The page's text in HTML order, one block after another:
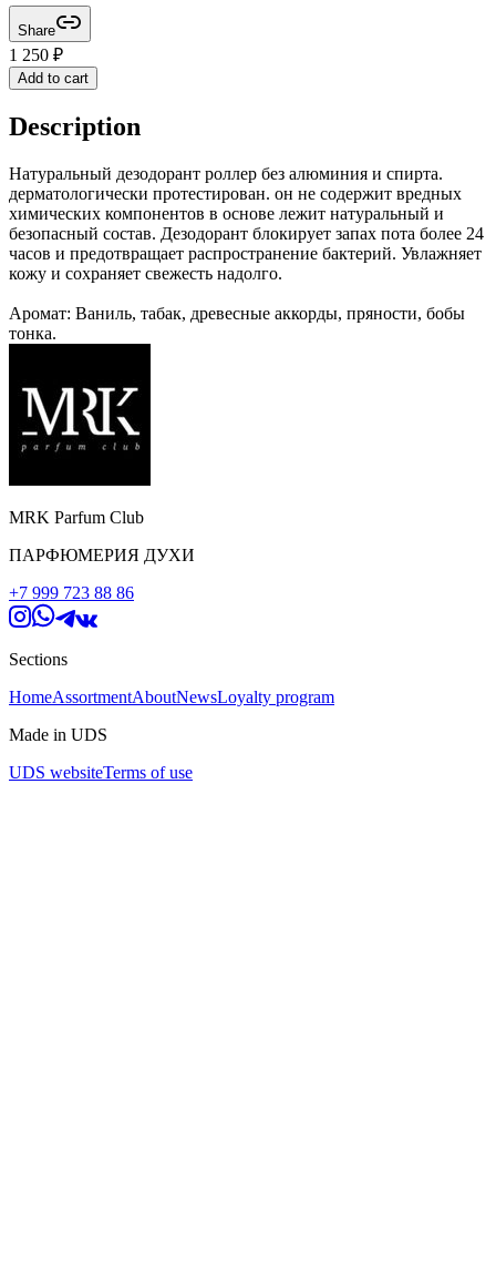
Share
1 250 ₽
Add to cart
Description
Натуральный дезодорант роллер без алюминия и спирта.
дерматологически протестирован. он не содержит вредных
химических компонентов в основе лежит натуральный и
безопасный состав. Дезодорант блокирует запах пота более 24
часов и предотвращает распространение бактерий. Увлажняет
кожу и сохраняет свежесть надолго.
Аромат: Ваниль, табак, древесные аккорды, пряности, бобы
тонка.
MRK Parfum Club
ПАРФЮМЕРИЯ ДУХИ
+7 999 723 88 86
Sections
HomeAssortmentAboutNewsLoyalty program
Made in UDS
UDS websiteTerms of use